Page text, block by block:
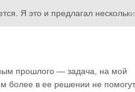
Я это и предлагал нескольки
сделок заключено к этому
прошлого — задача, на мой
более в ее решении не помогут